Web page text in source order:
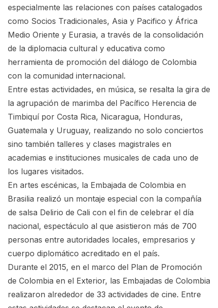
especialmente las relaciones con países catalogados
como Socios Tradicionales, Asia y Pacifico y África
Medio Oriente y Eurasia, a través de la consolidación
de la diplomacia cultural y educativa como
herramienta de promoción del diálogo de Colombia
con la comunidad internacional.
Entre estas actividades, en música, se resalta la gira de
la agrupación de marimba del Pacífico Herencia de
Timbiquí por Costa Rica, Nicaragua, Honduras,
Guatemala y Uruguay, realizando no solo conciertos
sino también talleres y clases magistrales en
academias e instituciones musicales de cada uno de
los lugares visitados.
En artes escénicas, la Embajada de Colombia en
Brasilia realizó un montaje especial con la compañía
de salsa Delirio de Cali con el fin de celebrar el día
nacional, espectáculo al que asistieron más de 700
personas entre autoridades locales, empresarios y
cuerpo diplomático acreditado en el país.
Durante el 2015, en el marco del Plan de Promoción
de Colombia en el Exterior, las Embajadas de Colombia
realizaron alrededor de 33 actividades de cine. Entre